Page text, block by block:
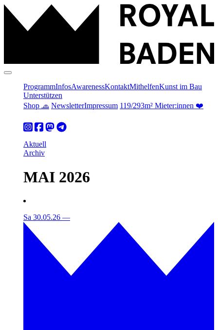
ProgrammInfosAwarenessKontaktMithelfenKunst im Bau
Unterstützen
Shop 🧢 NewsletterImpressum 119/293m² Mieter:innen ❤️
Aktuell
Archiv
MAI 2026
Sa 30.05.26 —